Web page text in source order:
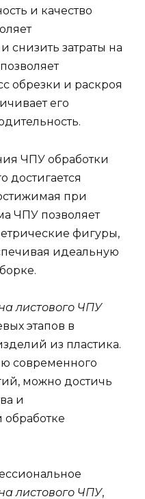
и качество
снизить затраты на
обрезки и раскроя
его
ЧПУ обработки
достигается
при
ЧПУ позволяет
фигуры,
идеальную
листового ЧПУ
этапов в
из пластика.
современного
можно достичь
и
листового ЧПУ,